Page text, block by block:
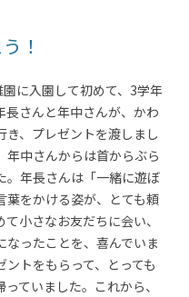
！
に入園して初めて、3学年
さんと年中さんが、かわ
、プレゼントを渡しまし
年中さんからは首からぶら
。年長さんは「一緒に遊ぼ
葉をかける姿が、とても頼
小さなお友だちに会い、
ったことを、喜んでいま
トをもらって、とっても
ていました。これから、